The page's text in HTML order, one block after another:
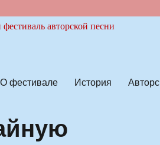
О фестивале История